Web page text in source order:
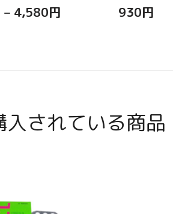
– 4,580円 930円
入されている商品